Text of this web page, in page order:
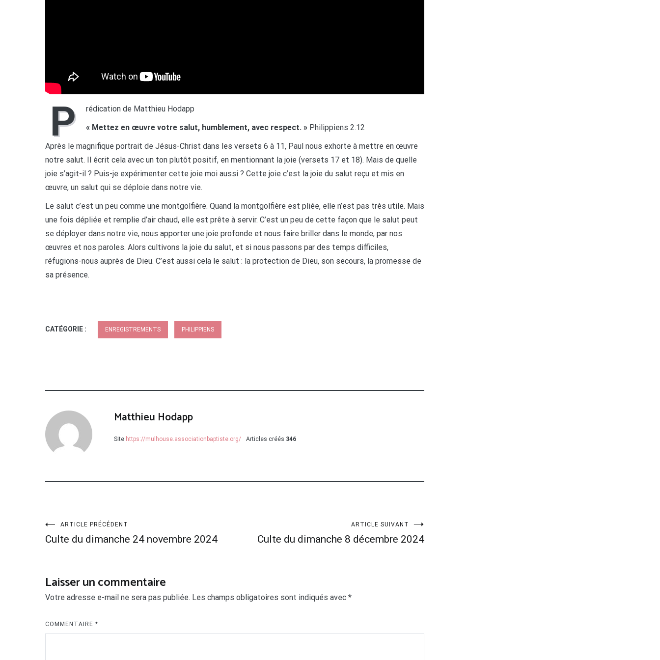
P
rédication de Matthieu Hodapp
« Mettez en œuvre votre salut, humblement, avec respect. » Philippiens 2.12
Après le magnifique portrait de Jésus-Christ dans les versets 6 à 11, Paul nous exhorte à mettre en œuvre
notre salut. Il écrit cela avec un ton plutôt positif, en mentionnant la joie (versets 17 et 18). Mais de quelle
joie s’agit-il ? Puis-je expérimenter cette joie moi aussi ? Cette joie c’est la joie du salut reçu et mis en
œuvre, un salut qui se déploie dans notre vie.
Le salut c’est un peu comme une montgolfière. Quand la montgolfière est pliée, elle n’est pas très utile. Mais
une fois dépliée et remplie d’air chaud, elle est prête à servir. C’est un peu de cette façon que le salut peut
se déployer dans notre vie, nous apporter une joie profonde et nous faire briller dans le monde, par nos
œuvres et nos paroles. Alors cultivons la joie du salut, et si nous passons par des temps difficiles,
réfugions-nous auprès de Dieu. C’est aussi cela le salut : la protection de Dieu, son secours, la promesse de
sa présence.
CATÉGORIE : ENREGISTREMENTS PHILIPPIENS
Matthieu Hodapp
Site https://mulhouse.associationbaptiste.org/ Articles créés 346
Navigation
l’article
ARTICLE PRÉCÉDENT
Culte du dimanche 24 novembre 2024
ARTICLE SUIVANT
Culte du dimanche 8 décembre 2024
Laisser un commentaire
Votre adresse e-mail ne sera pas publiée. Les champs obligatoires sont indiqués avec *
COMMENTAIRE *